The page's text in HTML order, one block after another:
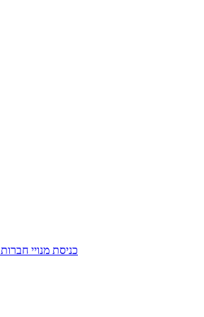
כניסת מנויי חברות